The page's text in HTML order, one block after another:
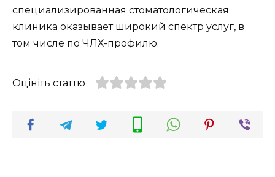
специализированная стоматологическая
клиника оказывает широкий спектр услуг, в
том числе по ЧЛХ-профилю.
Оцініть статтю